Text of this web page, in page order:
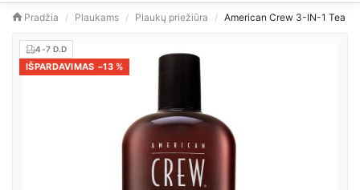
Pradžia / Plaukams / Plaukų priežiūra / American Crew 3-IN-1 Tea
4-7 D.D
IŠPARDAVIMAS −13 %